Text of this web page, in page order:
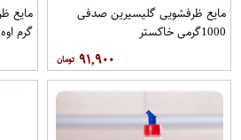
مایع ظرفشویی گلیسیرین صدفی
1000گرمی خاکستر
۹۱,۹۰۰
گرم اوه